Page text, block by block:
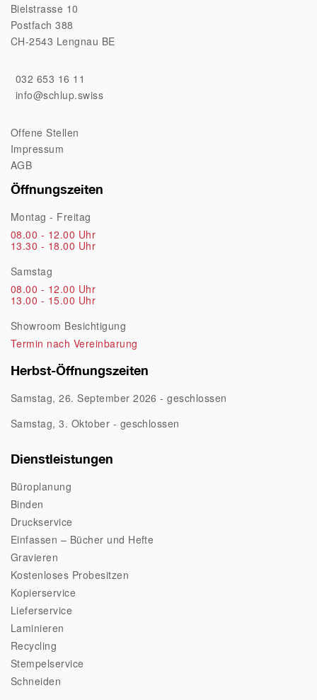
Bielstrasse 10
Postfach 388
CH-2543 Lengnau BE
032 653 16 11
info@schlup.swiss
Offene Stellen
Impressum
AGB
Öffnungszeiten
Montag - Freitag
08.00 - 12.00 Uhr
13.30 - 18.00 Uhr
Samstag
08.00 - 12.00 Uhr
13.00 - 15.00 Uhr
Showroom Besichtigung
Termin nach Vereinbarung
Herbst-Öffnungszeiten
Samstag, 26. September 2026 - geschlossen
Samstag, 3. Oktober - geschlossen
Dienstleistungen
Büroplanung
Binden
Druckservice
Einfassen – Bücher und Hefte
Gravieren
Kostenloses Probesitzen
Kopierservice
Lieferservice
Laminieren
Recycling
Stempelservice
Schneiden